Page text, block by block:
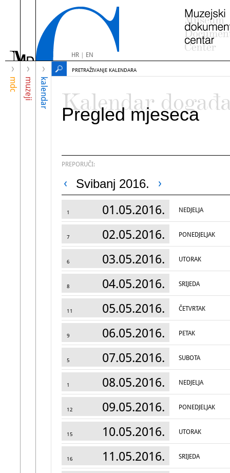
HR| EN
mdc muzeji kalendar
PRETRAŽIVANJE KALENDARA
Kalendar
Pregled mjeseca
PREPORUČI:
Svibanj 2016.
1 01.05.2016. NEDJELJA
7 02.05.2016. PONEDJELJAK
6 03.05.2016. UTORAK
8 04.05.2016. SRIJEDA
11 05.05.2016. ČETVRTAK
9 06.05.2016. PETAK
5 07.05.2016. SUBOTA
1 08.05.2016. NEDJELJA
12 09.05.2016. PONEDJELJAK
15 10.05.2016. UTORAK
16 11.05.2016. SRIJEDA